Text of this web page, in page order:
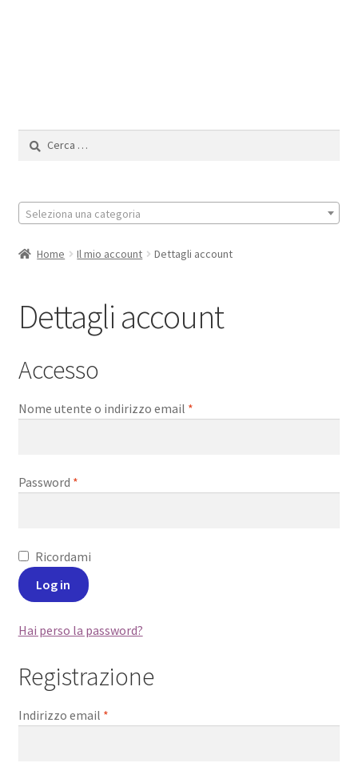
Seleziona una categoria
Home Il mio account Dettagli account
Dettagli account
Accesso
Nome utente o indirizzo email *
Password *
Ricordami
Log in
Hai perso la password?
Registrazione
Indirizzo email *